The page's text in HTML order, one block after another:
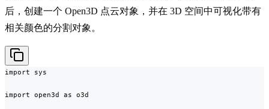
后，创建一个 Open3D 点云对象，并在 3D 空间中可视化带有
相关颜色的分割对象。
import sys
import open3d as o3d